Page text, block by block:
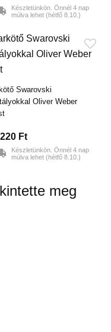
Készletünkön. Önnél 4 nap
múlva lehet (hétfő 8.10.)
Swarovski
Oliver Weber
Ft
Készletünkön. Önnél 4 nap
múlva lehet (hétfő 8.10.)
meg